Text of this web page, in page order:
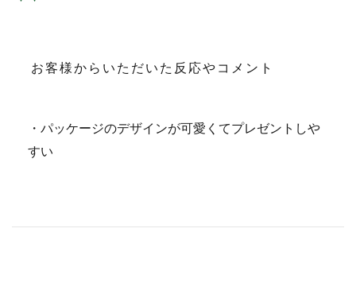
お客様からいただいた反応やコメント
・パッケージのデザインが可愛くてプレゼントしや
すい